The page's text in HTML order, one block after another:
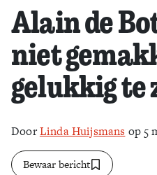
Alain de
niet
gelukkig te
DoorLinda Huijsmans op 5
Bewaar bericht